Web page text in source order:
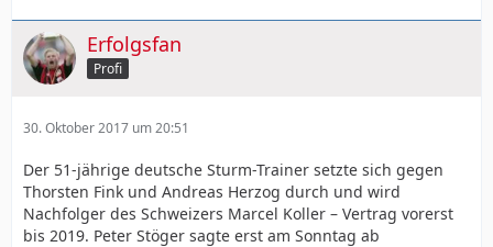
Erfolgsfan
Profi
30. Oktober 2017 um 20:51
Der 51-jährige deutsche Sturm-Trainer setzte sich gegen
Thorsten Fink und Andreas Herzog durch und wird
Nachfolger des Schweizers Marcel Koller – Vertrag vorerst
bis 2019. Peter Stöger sagte erst am Sonntag ab